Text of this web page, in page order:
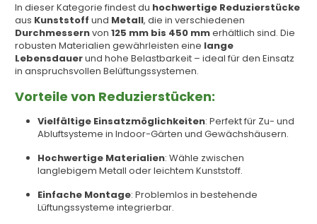
In dieser Kategorie findest du hochwertige Reduzierstücke
aus Kunststoff und Metall, die in verschiedenen
Durchmessernvon 125 mm bis 450 mmerhältlich sind. Die
robusten Materialien gewährleisten eine lange
Lebensdauerund hohe Belastbarkeit – ideal für den Einsatz
in anspruchsvollen Belüftungssystemen.
Vorteile von Reduzierstücken:
Vielfältige Einsatzmöglichkeiten: Perfekt für Zu- und
Abluftsysteme in Indoor-Gärten und Gewächshäusern.
Hochwertige Materialien: Wähle zwischen
langlebigem Metall oder leichtem Kunststoff.
Einfache Montage: Problemlos in bestehende
Lüftungssysteme integrierbar.